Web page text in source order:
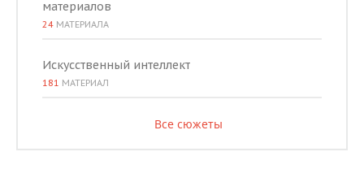
материалов
24 МАТЕРИАЛА
Искусственный интеллект
181 МАТЕРИАЛ
Все сюжеты